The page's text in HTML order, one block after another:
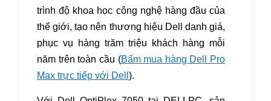
trình độ khoa học công nghệ hàng đầu của
thế giới, tạo nên thương hiệu Dell danh giá,
phục vụ hàng trăm triệu khách hàng mỗi
năm trên toàn cầu (Bấm mua hàng Dell Pro
Max trực tiếp với Dell ).